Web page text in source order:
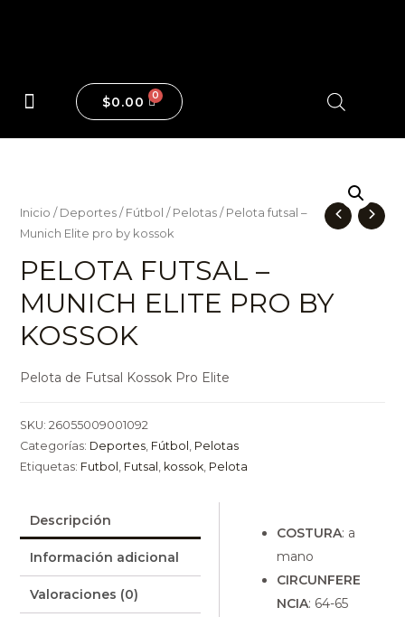
$0.00
Inicio / Deportes/ Fútbol / Pelotas/ Pelota futsal –
Munich Elite pro by kossok
PELOTA FUTSAL –
MUNICH ELITE PRO BY
KOSSOK
Pelota de Futsal Kossok Pro Elite
SKU: 26055009001092
Categorías: Deportes, Fútbol , Pelotas
Etiquetas: Futbol , Futsal , kossok, Pelota
Descripción
Información adicional
Valoraciones (0)
COSTURA: a
mano
CIRCUNFERE
NCIA: 64-65